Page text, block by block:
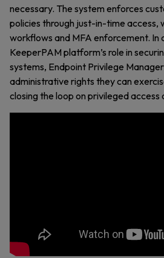
necessary. The system enforces
policies through just-in-time access,
workflows and MFA enforcement.
KeeperPAM platform’s role in
systems, Endpoint Privilege
administrative rights they can
closing the loop on privileged access